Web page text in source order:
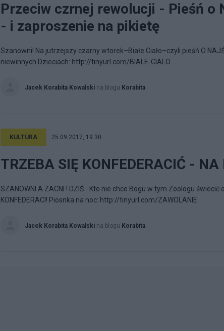
Przeciw czrnej rewolucji - Pieśń o
- i zaproszenie na pikietę
Szanowni! Na jutrzejszy czarny wtorek–Białe Ciało–czyli pieśń O
niewinnych Dzieciach: http://tinyurl.com/BIALE-CIALO
Jacek Korabita Kowalski na blogu Korabita
KULTURA 25.09.2017, 19:30
TRZEBA SIĘ KONFEDERACIĆ -
SZANOWNI A ZACNI ! DZIŚ - Kto nie chce Bogu w tym Zoologu świecić
KONFEDERACI! Piosnka na noc: http://tinyurl.com/ZAWOLANIE
Jacek Korabita Kowalski na blogu Korabita